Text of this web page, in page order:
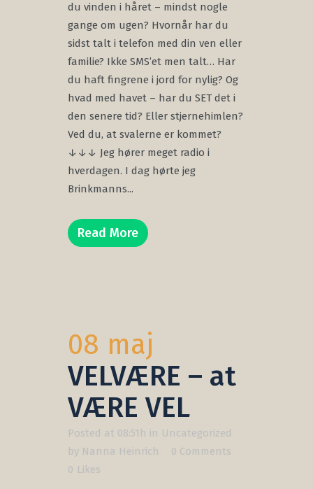
du vinden i håret – mindst nogle
gange om ugen? Hvornår har du
sidst talt i telefon med din ven eller
familie? Ikke SMS’et men talt… Har
du haft fingrene i jord for nylig? Og
hvad med havet – har du SET det i
den senere tid? Eller stjernehimlen?
Ved du, at svalerne er kommet?
↓↓↓ Jeg hører meget radio i
hverdagen. I dag hørte jeg
Brinkmanns...
Read More
08 maj
VELVÆRE – at
VÆRE VEL
Posted at 08:51h in Uncategorized
by Nanna Heinrich
0 Comments
0 Likes